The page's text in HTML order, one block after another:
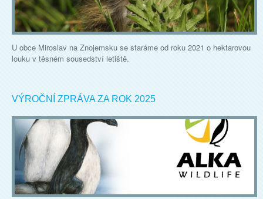
U obce Miroslav na Znojemsku se staráme od roku 2021 o hektarovou
louku v těsném sousedství letiště.
VÝROČNÍ ZPRÁVA ZA ROK 2025